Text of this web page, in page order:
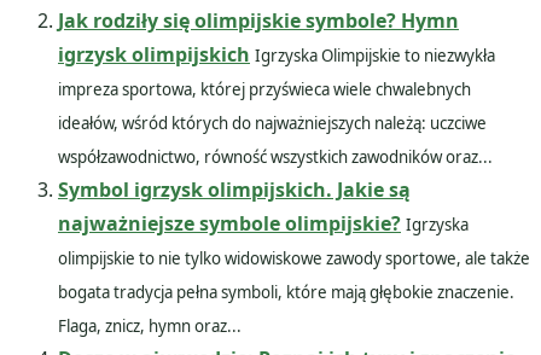
Jak rodziły się olimpijskie symbole? Hymn
igrzysk olimpijskich Igrzyska Olimpijskie to niezwykła
impreza sportowa, której przyświeca wiele chwalebnych
ideałów, wśród których do najważniejszych należą: uczciwe
współzawodnictwo, równość wszystkich zawodników oraz...
Symbol igrzysk olimpijskich. Jakie są
najważniejsze symbole olimpijskie? Igrzyska
olimpijskie to nie tylko widowiskowe zawody sportowe, ale także
bogata tradycja pełna symboli, które mają głębokie znaczenie.
Flaga, znicz, hymn oraz...